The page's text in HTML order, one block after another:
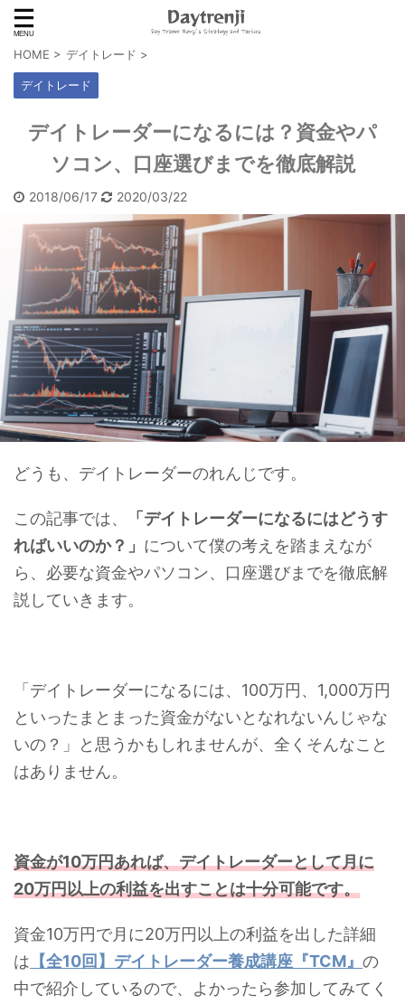
HOME > デイトレード >
デイトレード
デイトレーダーになるには？資金やパ
ソコン、口座選びまでを徹底解説
2018/06/17 2020/03/22
どうも、デイトレーダーのれんじです。
この記事では、
「デイトレーダーになるにはどうす
ればいいのか？」 について僕の考えを踏まえなが
ら、必要な資金やパソコン、口座選びまでを徹底解
説していきます。
「デイトレーダーになるには、100万円、1,000万円
といったまとまった資金がないとなれないんじゃな
いの？」と思うかもしれませんが、全くそんなこと
はありません。
資金が10万円あれば、デイトレーダーとして月に
20万円以上の利益を出すことは十分可能です。
資金10万円で月に20万円以上の利益を出した詳細
は 【全10回】デイトレーダー養成講座『TCM』 の
中で紹介しているので、よかったら参加してみてく